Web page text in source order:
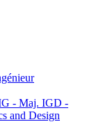
- Maj. IGD -
and Design